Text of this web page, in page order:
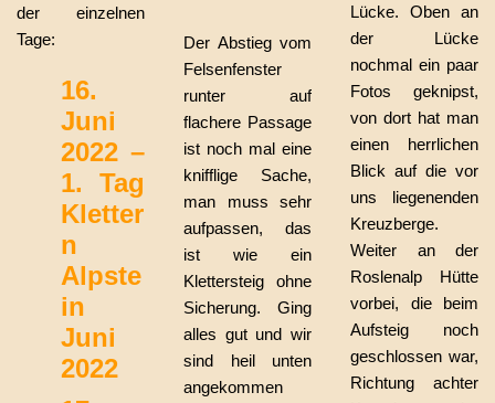
der einzelnen
Tage:
16.
Juni
2022 –
1. Tag
Kletter
n
Alpste
in
Juni
2022
Der Abstieg vom
Felsenfenster
runter auf
flachere Passage
ist noch mal eine
knifflige Sache,
man muss sehr
aufpassen, das
ist wie ein
Klettersteig ohne
Sicherung. Ging
alles gut und wir
sind heil unten
angekommen
Lücke. Oben an
der Lücke
nochmal ein paar
Fotos geknipst,
von dort hat man
einen herrlichen
Blick auf die vor
uns liegenenden
Kreuzberge.
Weiter an der
Roslenalp Hütte
vorbei, die beim
Aufsteig noch
geschlossen war,
Richtung achter